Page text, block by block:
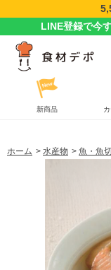
LINE登録で今
新商品
ホーム > 水産物 > 魚・魚